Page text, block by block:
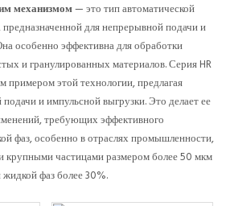
механизмом— это тип автоматической
для непрерывной подачи и
особенно эффективна для обработки
и гранулированных материалов. Серия HR
примером этой технологии, предлагая
и импульсной выгрузки. Это делает ее
требующих эффективного
фаз, особенно в отраслях промышленности,
частицами размером более 50 мкм
фаз более 30%.